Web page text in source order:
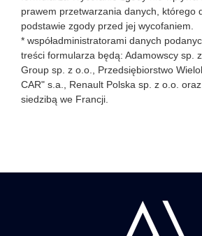
prawem przetwarzania danych, którego
podstawie zgody przed jej wycofaniem.
* współadministratorami danych
treści formularza będą: Adamowscy sp.
Group sp. z o.o., Przedsiębiorstwo
CAR" s.a., Renault Polska sp. z o.o.
siedzibą we Francji.